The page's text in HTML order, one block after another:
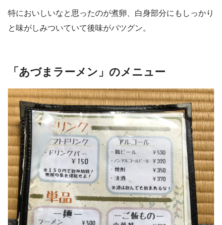
特においしいなと思ったのが煮卵、白身部分にもしっかり
と味がしみついていて後味がバツグン。
「あづまラーメン」のメニュー